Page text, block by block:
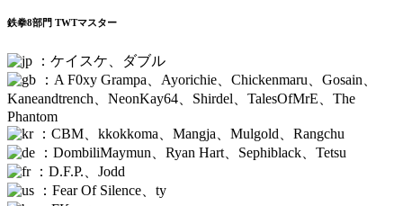
鉄拳8部門 TWTマスター
：ケイスケ、ダブル
：A F0xy Grampa、Ayorichie、Chickenmaru、Gosain、
Kaneandtrench、NeonKay64、Shirdel、TalesOfMrE、The
Phantom
：CBM、kkokkoma、Mangja、Mulgold、Rangchu
：DombiliMaymun、Ryan Hart、Sephiblack、Tetsu
：D.F.P.、Jodd
：Fear Of Silence、ty